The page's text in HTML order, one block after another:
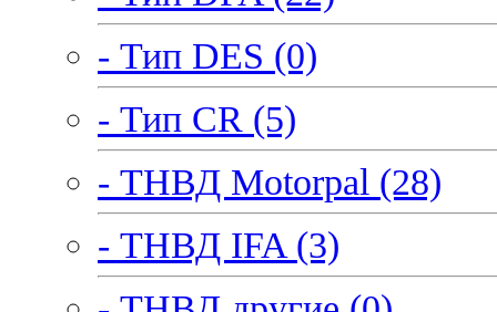
- Тип DES (0)
- Тип CR (5)
- ТНВД Motorpal (28)
- ТНВД IFA (3)